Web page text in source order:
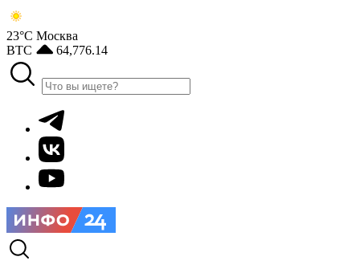
23°С Москва
BTC
64,776.14